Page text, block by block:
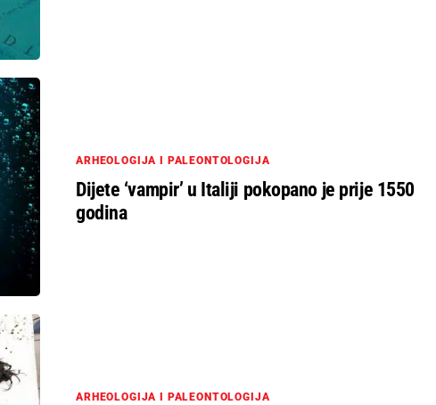
ARHEOLOGIJA I PALEONTOLOGIJA
Dijete ‘vampir’ u Italiji pokopano je prije 1550
godina
ARHEOLOGIJA I PALEONTOLOGIJA